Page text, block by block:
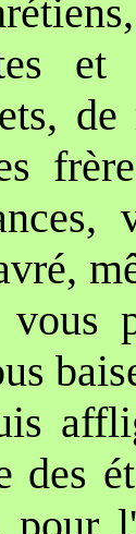
et
des